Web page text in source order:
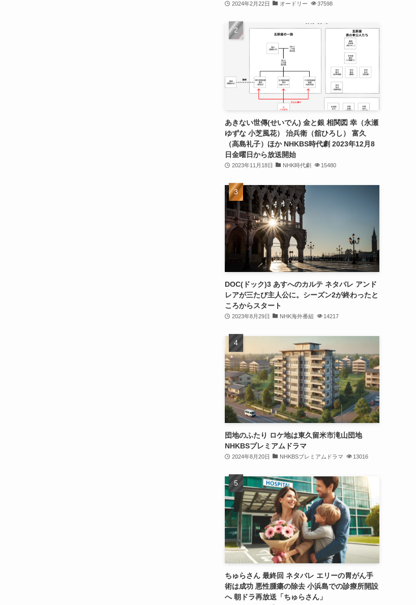
2024年2月22日 オードリー 37598
あきない世傳(せいでん) 金と銀 相関図 幸（永瀬
ゆずな 小芝風花） 治兵衛（舘ひろし） 富久
（高島礼子）ほか NHKBS時代劇 2023年12月8
日金曜日から放送開始
2023年11月18日 NHK時代劇 15480
DOC(ドック)3 あすへのカルテ ネタバレ アンド
レアが三たび主人公に。シーズン2が終わったと
ころからスタート
2023年8月29日 NHK海外番組 14217
団地のふたり ロケ地は東久留米市滝山団地
NHKBSプレミアムドラマ
2024年8月20日 NHKBSプレミアムドラマ 13016
ちゅらさん 最終回 ネタバレ エリーの胃がん手
術は成功 悪性腫瘍の除去 小浜島での診療所開設
へ 朝ドラ再放送「ちゅらさん」